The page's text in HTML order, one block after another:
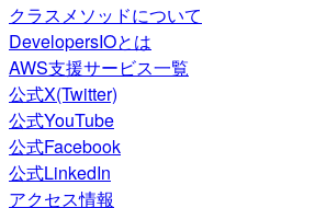
クラスメソッドについて
DevelopersIOとは
AWS支援サービス一覧
公式X(Twitter)
公式YouTube
公式Facebook
公式LinkedIn
アクセス情報